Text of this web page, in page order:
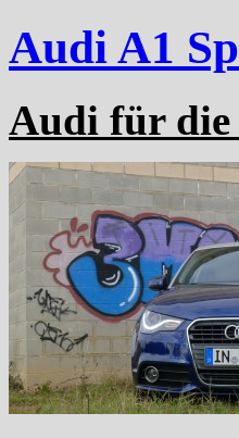
Audi A1
Audi für die